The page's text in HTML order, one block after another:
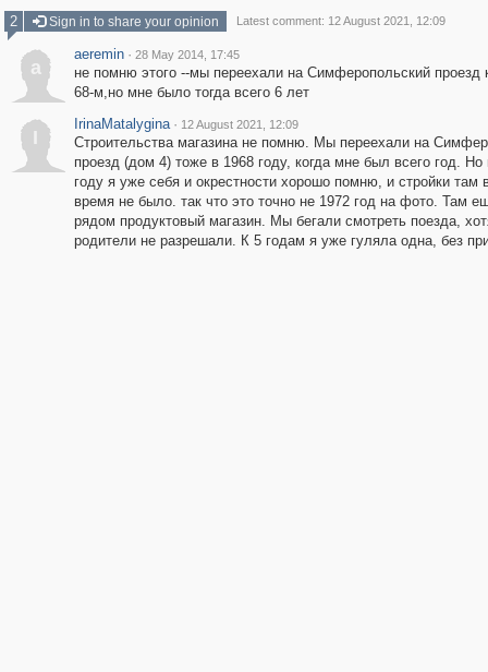
2
Sign in to share your opinion Latest comment: 12 August 2021, 12:09
a
aeremin · 28 May 2014, 17:45
не помню этого --мы переехали на Симферопольский проезд
68-м,но мне было тогда всего 6 лет
I
IrinaMatalygina · 12 August 2021, 12:09
Строительства магазина не помню. Мы переехали на
проезд (дом 4) тоже в 1968 году, когда мне был всего год. Но
году я уже себя и окрестности хорошо помню, и стройки там
время не было. так что это точно не 1972 год на фото. Там
рядом продуктовый магазин. Мы бегали смотреть поезда,
родители не разрешали. К 5 годам я уже гуляла одна, без